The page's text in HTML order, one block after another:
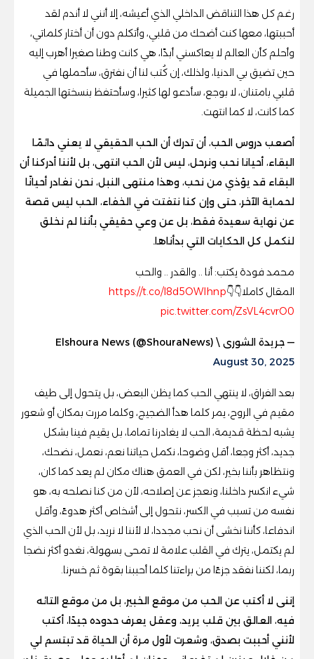
رغم كل هذا التناقض الداخلي الذي أعيشه، إلا أنني لا أندم لقد
أحببتها، معها كنت أضحك من قلبي، وأتكلم دون أن أختار كلماتي،
وأحلم كأن العالم لا يعاكسني أبدًا، هي كانت وطنا صغيرا أهرب إليه
حين تضيق بي الدنيا، ولذلك، إن كُتب لنا أن نفترق، سأحملها في
قلبي بامتنان، لا بوجع، سأدعو لها كثيرا، وسأحتفظ بنسختها الجميلة
كما كانت، لا كما انتهت.
أصعب دروس الحب، أن تدرك أن الحب الحقيقي لا يعني دائمًا
البقاء، أحيانا نحب ونرحل، ليس لأن الحب انتهى، بل لأننا أدركنا أن
البقاء قد يؤذي من نحب، وهذا منتهى النبل، نحن نغادر أحيانًا
لحماية الآخر، حتى وإن كنا نتفتت في الخفاء، الحب ليس قصة
عن نهاية سعيدة فقط، بل عن وعي حقيقي بأننا لم نخلق
لنكمل كل الحكايات التي بدأناها.
محمد فودة يكتب: أنا .. والقدر .. والحب
المقال كاملا👇👇https://t.co/l8d5OWIhnp
pic.twitter.com/ZsVL4cvrO0
— جريدة الشورى \ Elshoura News (@ShouraNews)
August 30, 2025
بعد الفراق، لا ينتهي الحب كما يظن البعض، بل يتحول إلى طيف
مقيم في الروح، يمر كلما هدأ الضجيج، وكلما مررت بمكان أو شعور
يشبه لحظة قديمة، الحب لا يغادرنا تماما، بل يقيم فينا بشكل
جديد، أكثر وجعا، أقل وضوحا، نكمل حياتنا نعم، نعمل، نضحك،
ونتظاهر بأننا بخير، لكن في العمق هناك مكان لم يعد كما كان،
شيء انكسر داخلنا، ونعجز عن إصلاحه، لأن من كنا نصلحه به، هو
نفسه من تسبب في الكسر، نتحول إلى أشخاص أكثر هدوءً، وأقل
اندفاعا، كأننا نخشى أن نحب مجددا، لا لأننا لا نريد، بل لأن الحب الذي
لم يكتمل، يترك في القلب علامة لا تمحى بسهولة، نغدو أكثر نضجا
ربما، لكننا نفقد جزءًا من براءتنا كلما أحببنا بقوة ثم خسرنا.
إننى لا أكتب عن الحب من موقع الخبير، بل من موقع التائه
فيه، العالق بين قلب يريد، وعقل يعرف حدوده جيدًا، أكتب
لأنني أحببت بصدق، وشعرت لأول مرة أن الحياة قد تبتسم لي